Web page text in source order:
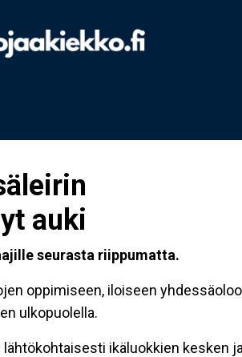
auki
seurasta riippumatta.
oppimiseen, iloiseen
ulkopuolella.
ikäluokkien kesken ja